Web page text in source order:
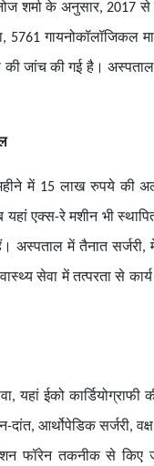
शर्मा के अनुसार, 2017
5761 गायनोकॉलॉजिकल
जांच की गई है।
में 15 लाख रुपये की
एक्स-रे मशीन भी
अस्पताल में तैनात
सेवा में तत्परता से
यहां ईको
आर्थोपेडिक सर्जरी,
फॉरेन तकनीक से किए